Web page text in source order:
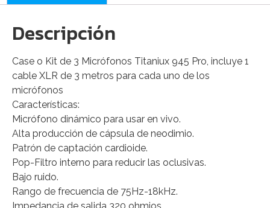
Descripción
Case o Kit de 3 Micrófonos Titaniux 945 Pro, incluye 1
cable XLR de 3 metros para cada uno de los
micrófonos
Características:
Micrófono dinámico para usar en vivo.
Alta producción de cápsula de neodimio.
Patrón de captación cardioide.
Pop-Filtro interno para reducir las oclusivas.
Bajo ruido.
Rango de frecuencia de 75Hz-18kHz.